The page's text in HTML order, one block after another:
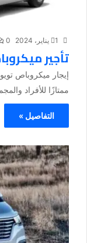
1 يناير، 2024 0
تأجير
إيجار ميكروباص
ممتازًا للأفراد
التفاصيل »